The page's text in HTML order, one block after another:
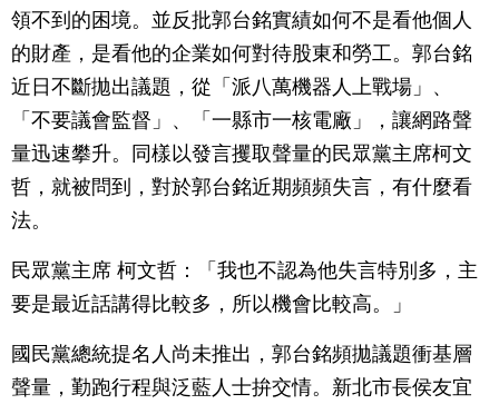
領不到的困境。並反批郭台銘實績如何不是看他個人
的財產，是看他的企業如何對待股東和勞工。郭台銘
近日不斷拋出議題，從「派八萬機器人上戰場」、
「不要議會監督」、「一縣市一核電廠」，讓網路聲
量迅速攀升。同樣以發言攫取聲量的民眾黨主席柯文
哲，就被問到，對於郭台銘近期頻頻失言，有什麼看
法。
民眾黨主席 柯文哲：「我也不認為他失言特別多，主
要是最近話講得比較多，所以機會比較高。」
國民黨總統提名人尚未推出，郭台銘頻拋議題衝基層
聲量，勤跑行程與泛藍人士拚交情。新北市長侯友宜